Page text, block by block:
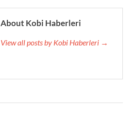
About Kobi Haberleri
View all posts by Kobi Haberleri →